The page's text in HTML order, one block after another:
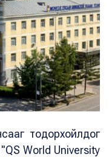
тодорхойлдог
World University